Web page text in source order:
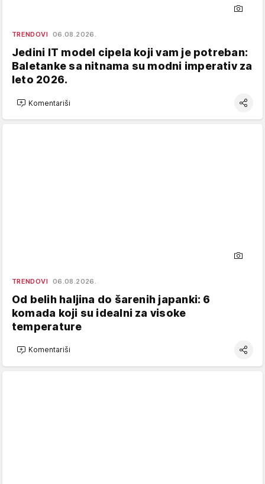
TRENDOVI 06.08.2026.
Jedini IT model cipela koji vam je potreban:
Baletanke sa nitnama su modni imperativ za
leto 2026.
Komentariši
TRENDOVI 06.08.2026.
Od belih haljina do šarenih japanki: 6
komada koji su idealni za visoke
temperature
Komentariši